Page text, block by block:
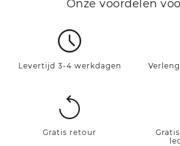
Onze voordelen
Levertijd 3-4 werkdagen
Gratis retour